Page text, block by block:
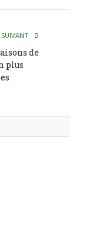
de
plus